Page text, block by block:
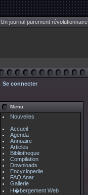
Un journal purement révolutionnaire
Se connecter
Menu
Nouvelles
Accueil
Agenda
Annuaire
Articles
Bibliotheque
Compilation
Downloads
Encyclopedie
FAQ Anar
Gallerie
H�bergement Web